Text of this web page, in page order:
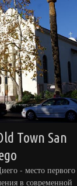
Town San
- место первого
в современной